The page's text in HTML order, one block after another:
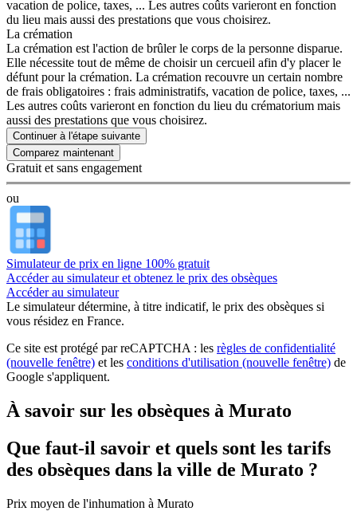
vacation de police, taxes, ... Les autres coûts varieront en fonction
du lieu mais aussi des prestations que vous choisirez.
La crémation
La crémation est l'action de brûler le corps de la personne disparue.
Elle nécessite tout de même de choisir un cercueil afin d'y placer le
défunt pour la crémation. La crémation recouvre un certain nombre
de frais obligatoires : frais administratifs, vacation de police, taxes, ...
Les autres coûts varieront en fonction du lieu du crématorium mais
aussi des prestations que vous choisirez.
Continuer à l'étape suivante
Gratuit et sans engagement
ou
Simulateur de prix en ligne 100% gratuit
Accéder au simulateur et obtenez le prix des obsèques
Accéder au simulateur
Le simulateurdétermine, à titre indicatif, le prix des obsèques si
vous résidez en France.
Ce site est protégé par reCAPTCHA : les règles de confidentialité
(nouvelle fenêtre) et les conditions d'utilisation (nouvelle fenêtre) de
Google s'appliquent.
À savoir sur les obsèques à Murato
Que faut-il savoir et quels sont les tarifs
des obsèques dans la ville de Murato ?
Prix moyen de l'inhumation à Murato